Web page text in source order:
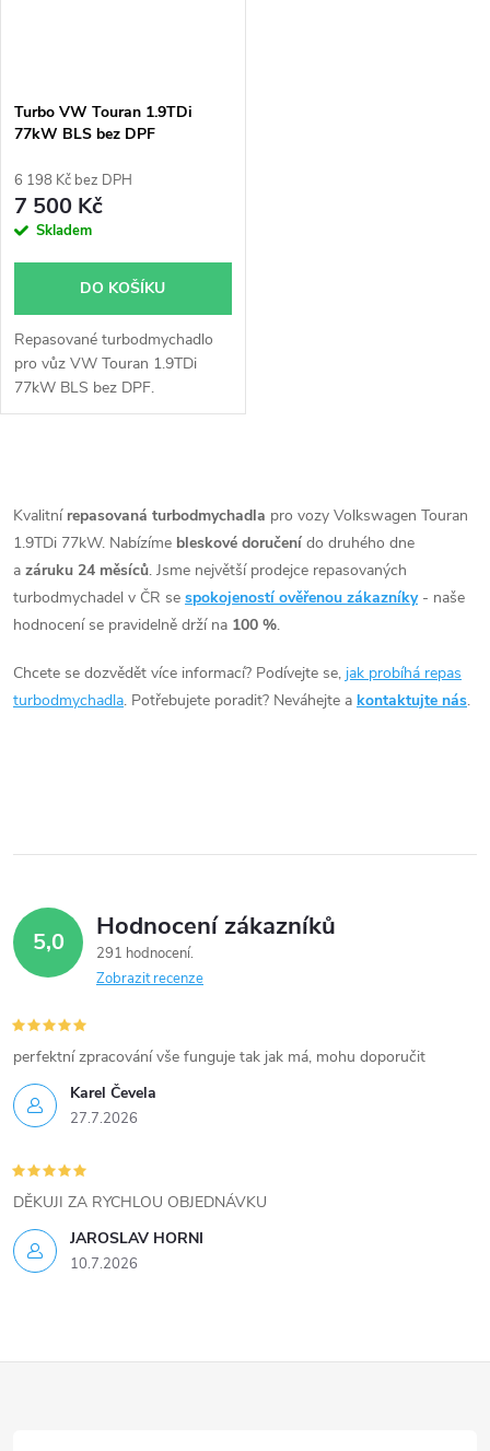
Turbo VW Touran 1.9TDi
77kW BLS bez DPF
6 198 Kč bez DPH
7 500 Kč
Skladem
DO KOŠÍKU
Repasované turbodmychadlo
pro vůz VW Touran 1.9TDi
77kW BLS bez DPF.
v
l
á
a
v
k
v
ý
p
i
s
u
Kvalitní repasovaná turbodmychadla pro vozy Volkswagen Touran
1.9TDi 77kW. Nabízíme bleskové doručení do druhého dne
a záruku 24 měsíců. Jsme největší prodejce repasovaných
turbodmychadel v ČR se spokojeností ověřenou zákazníky - naše
hodnocení se pravidelně drží na 100 %.
Chcete se dozvědět více informací? Podívejte se, jak probíhá repas
turbodmychadla. Potřebujete poradit? Neváhejte a kontaktujte nás.
5,0 Hodnocení zákazníků
291 hodnocení
Zobrazit recenze
Karel Čevela
27.7.2026
perfektní zpracování vše funguje tak jak má, mohu doporučit
JAROSLAV HORNI
10.7.2026
DĚKUJI ZA RYCHLOU OBJEDNÁVKU